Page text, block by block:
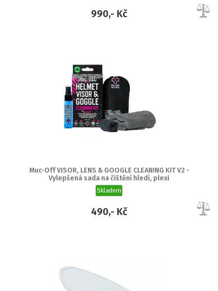
990,- Kč
Muc-Off VISOR, LENS & GOOGLE CLEANING KIT V2 -
Vylepšená sada na čištění hledí, plexi
Skladem
490,- Kč